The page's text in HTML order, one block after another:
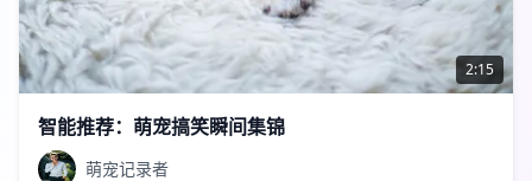
2:15
智能推荐：萌宠搞笑瞬间集锦
萌宠记录者